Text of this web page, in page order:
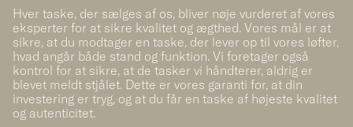
Hver taske, der sælges af os, bliver nøje vurderet af vores
eksperter for at sikre kvalitet og ægthed. Vores mål er at
sikre, at du modtager en taske, der lever op til vores løfter,
hvad angår både stand og funktion. Vi foretager også
kontrol for at sikre, at de tasker vi håndterer, aldrig er
blevet meldt stjålet. Dette er vores garanti for, at din
investering er tryg, og at du får en taske af højeste kvalitet
og autenticitet.